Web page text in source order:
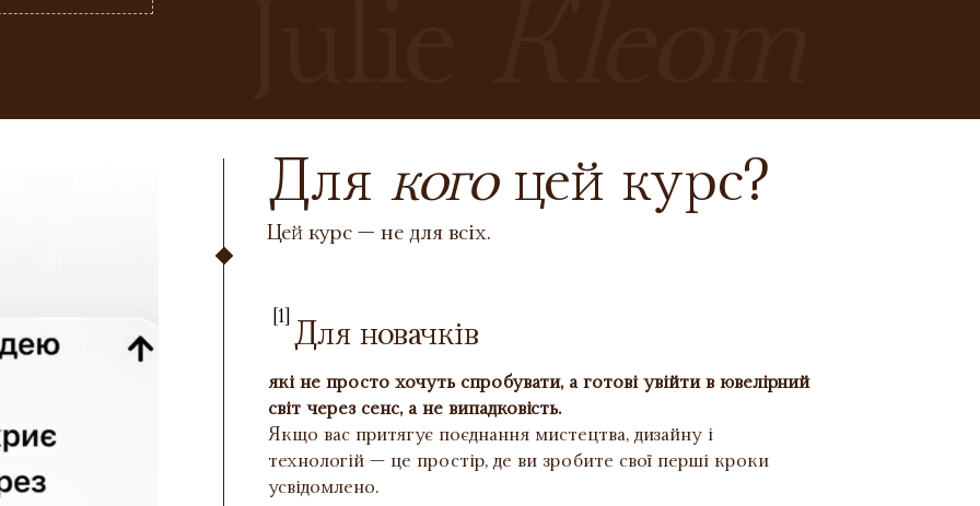
Для когоцей курс?
Цей курс — не для всіх.
які не просто хочуть спробувати, а готові увійти в ювелірний
світ через сенс, а не випадковість.
Якщо вас притягує поєднання мистецтва, дизайну і
технологій — це простір, де ви зробите свої перші кроки
усвідомлено.
Для новачків
[1]